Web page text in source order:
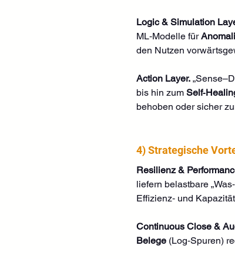
Logic & Simulation
ML‑Modelle für
den Nutzen
Action Layer.
bis hin zum
behoben oder sicher
4) Strategische
Resilienz &
liefern belastbare
Effizienz‑ und
Continuous Close &
Belege (Log‑Spuren)